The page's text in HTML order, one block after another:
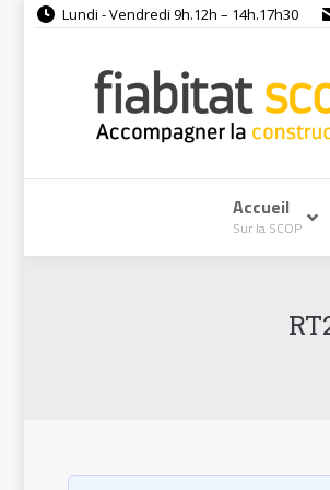
Lundi - Vendredi 9h.12h – 14h.17h30
Accueil–
Sur la SCOP